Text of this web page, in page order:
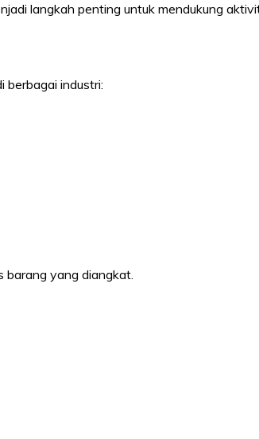
langkah penting untuk mendukung
berbagai industri:
barang yang diangkat.